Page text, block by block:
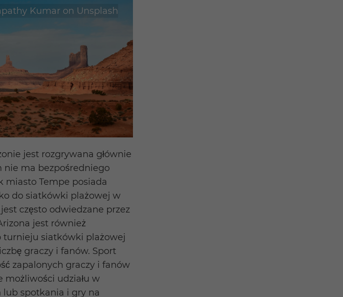
Kumar on Unsplash
jest rozgrywana głównie
nie ma bezpośredniego
miasto Tempe posiada
do siatkówki plażowej w
często odwiedzane przez
jest również
turnieju siatkówki plażowej
graczy i fanów. Sport
zapalonych graczy i fanów
możliwości udziału w
spotkania i gry na